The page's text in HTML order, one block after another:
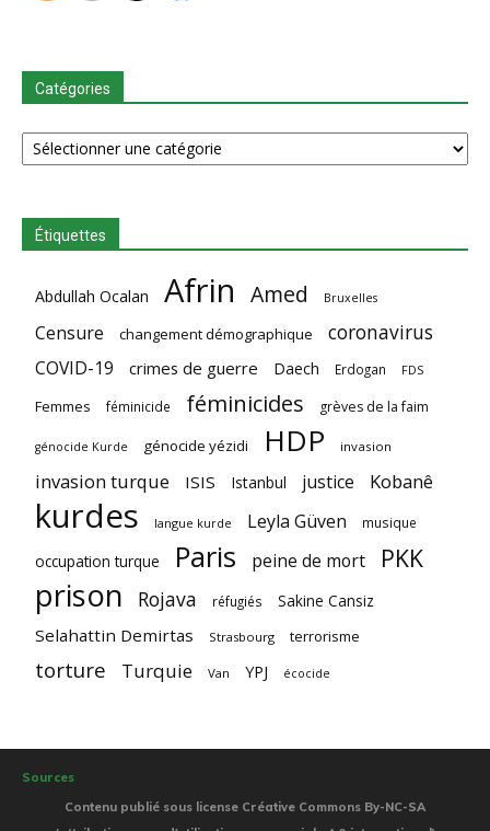
Catégories
Catégories
Étiquettes
Abdullah Ocalan Afrin Amed Bruxelles
Censure changement démographique coronavirus
COVID-19 crimes de guerre Daech Erdogan FDS
Femmes féminicide féminicides grèves de la faim
génocide Kurde génocide yézidi HDP invasion
invasion turque ISIS Istanbul justice Kobanê
kurdes langue kurde Leyla Güven musique
occupation turque Paris peine de mort PKK
prison Rojava réfugiés Sakine Cansiz
Selahattin Demirtas Strasbourg terrorisme
torture Turquie Van YPJ écocide
Sources
Contenu publié sous license Créative Commons By-NC-SA